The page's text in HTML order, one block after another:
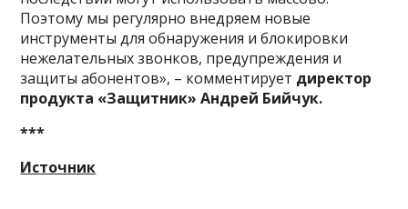
Поэтому мы регулярно внедряем новые
инструменты для обнаружения и блокировки
нежелательных звонков, предупреждения и
защиты абонентов», – комментирует директор
продукта «Защитник» Андрей Бийчук.
***
Источник